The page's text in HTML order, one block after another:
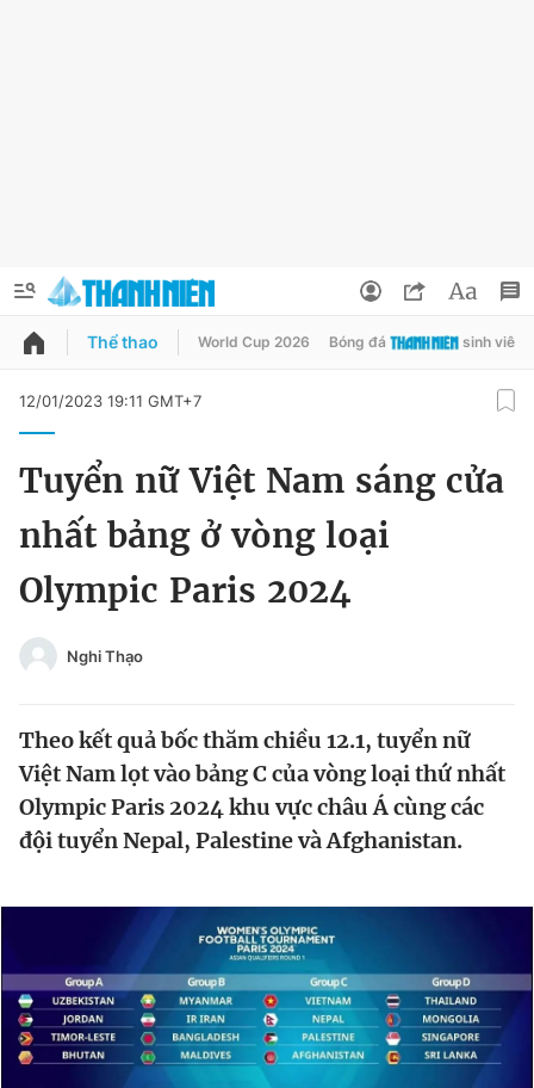
QUẢNG CÁO ĐẶT BÁO
Chuyên mục
Chào ngày mới Tin 24h
Video Magazine
Sản phẩm khác
Tiện ích Bạn cần biết
Thông tin tòa soạn Liên hệ quảng cáo
Đổi mật khẩu
Tin đã lưu
Tin đã xem
Đăng xuất
Thể thao World Cup 2026 Bóng đá sinh viên
12/01/2023 19:11 GMT+7
Tuyển nữ Việt Nam sáng cửa
nhất bảng ở vòng loại
Olympic Paris 2024
Nghi Thạo
Theo kết quả bốc thăm chiều 12.1, tuyển nữ
Việt Nam lọt vào bảng C của vòng loại thứ nhất
Olympic Paris 2024 khu vực châu Á cùng các
đội tuyển Nepal, Palestine và Afghanistan.